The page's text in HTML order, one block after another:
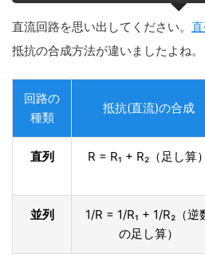
直流回路を思い出してください。
抵抗の合成方法が違いましたよね。
回路の
種類
抵抗(直流)の合成
直列 R = R₁ + R₂（足し算）
並列
1/R = 1/R₁ + 1/R₂（逆
の足し算）